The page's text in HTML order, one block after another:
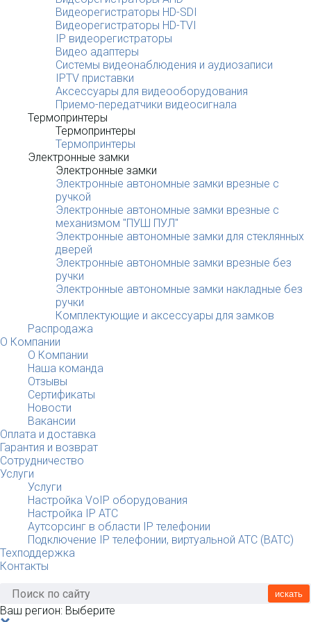
Видеорегистраторы HD-SDI
Видеорегистраторы HD-TVI
IP видеорегистраторы
Видео адаптеры
Системы видеонаблюдения и аудиозаписи
IPTV приставки
Аксессуары для видеооборудования
Приемо-передатчики видеосигнала
Термопринтеры
Термопринтеры
Термопринтеры
Электронные замки
Электронные замки
Электронные автономные замки врезные с
ручкой
Электронные автономные замки врезные с
механизмом "ПУШ ПУЛ"
Электронные автономные замки для стеклянных
дверей
Электронные автономные замки врезные без
ручки
Электронные автономные замки накладные без
ручки
Комплектующие и аксессуары для замков
Распродажа
О Компании
О Компании
Наша команда
Отзывы
Сертификаты
Новости
Вакансии
Оплата и доставка
Гарантия и возврат
Сотрудничество
Услуги
Услуги
Настройка VoIP оборудования
Настройка IP АТС
Аутсорсинг в области IP телефонии
Подключение IP телефонии, виртуальной АТС (ВАТС)
Техподдержка
Контакты
искать
Ваш регион: Выберите